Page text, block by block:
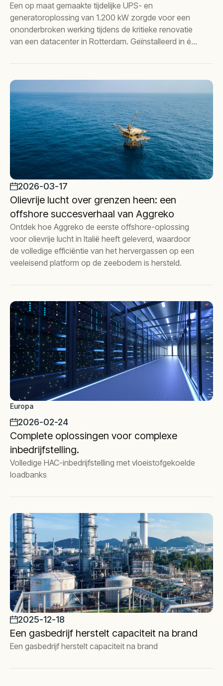
Een op maat gemaakte tijdelijke UPS- en
generatoroplossing van 1.200 kW zorgde voor een
ononderbroken werking tijdens de kritieke renovatie
van een datacenter in Rotterdam. Geïnstalleerd in één
betrouwbaarheid op de lange termijn.
2026-03-17
Olievrije lucht over grenzen heen: een
offshore succesverhaal van Aggreko
Ontdek hoe Aggreko de eerste offshore-oplossing
voor olievrije lucht in Italië heeft geleverd, waardoor
de volledige efficiëntie van het hervergassen op een
veeleisend platform op de zeebodem is hersteld.
Europa
2026-02-24
Complete oplossingen voor complexe
inbedrijfstelling.
Volledige HAC-inbedrijfstelling met vloeistofgekoelde
loadbanks
2025-12-18
Een gasbedrijf herstelt capaciteit na brand
Een gasbedrijf herstelt capaciteit na brand